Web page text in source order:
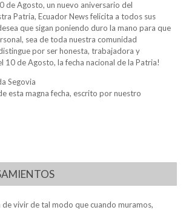
de Agosto, un nuevo aniversario del
Patria, Ecuador News felicita a todos sus
que sigan poniendo duro la mano para que
sea de toda nuestra comunidad
por ser honesta, trabajadora y
10 de Agosto, la fecha nacional de la Patria!
Segovia
esta magna fecha, escrito por nuestro
vivir de tal modo que cuando muramos,